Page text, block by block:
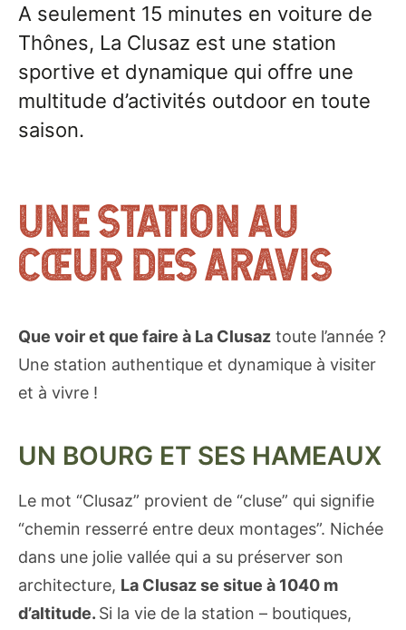
A seulement 15 minutes en voiture de
Thônes, La Clusaz est une station
sportive et dynamique qui offre une
multitude d’activités outdoor en toute
saison.
UNE STATION AU
CŒUR DES ARAVIS
Que voir et que faire à La Clusaz toute l’année ?
Une station authentique et dynamique à visiter
et à vivre !
UN BOURG ET SES HAMEAUX
Le mot “Clusaz” provient de “cluse” qui signifie
“chemin resserré entre deux montages”. Nichée
dans une jolie vallée qui a su préserver son
architecture, La Clusaz se situe à 1040 m
d’altitude. Si la vie de la station – boutiques,